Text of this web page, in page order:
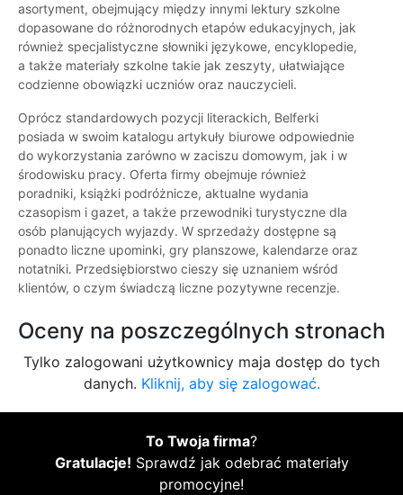
asortyment, obejmujący między innymi lektury szkolne
dopasowane do różnorodnych etapów edukacyjnych, jak
również specjalistyczne słowniki językowe, encyklopedie,
a także materiały szkolne takie jak zeszyty, ułatwiające
codzienne obowiązki uczniów oraz nauczycieli.
Oprócz standardowych pozycji literackich, Belferki
posiada w swoim katalogu artykuły biurowe odpowiednie
do wykorzystania zarówno w zaciszu domowym, jak i w
środowisku pracy. Oferta firmy obejmuje również
poradniki, książki podróżnicze, aktualne wydania
czasopism i gazet, a także przewodniki turystyczne dla
osób planujących wyjazdy. W sprzedaży dostępne są
ponadto liczne upominki, gry planszowe, kalendarze oraz
notatniki. Przedsiębiorstwo cieszy się uznaniem wśród
klientów, o czym świadczą liczne pozytywne recenzje.
Oceny na poszczególnych stronach
Tylko zalogowani użytkownicy maja dostęp do tych
danych. Kliknij, aby się zalogować.
To Twoja firma?
Gratulacje! Sprawdź jak odebrać materiały
promocyjne!